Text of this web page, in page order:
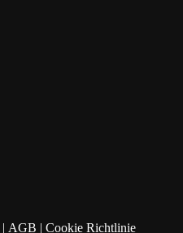
| AGB | Cookie Richtlinie